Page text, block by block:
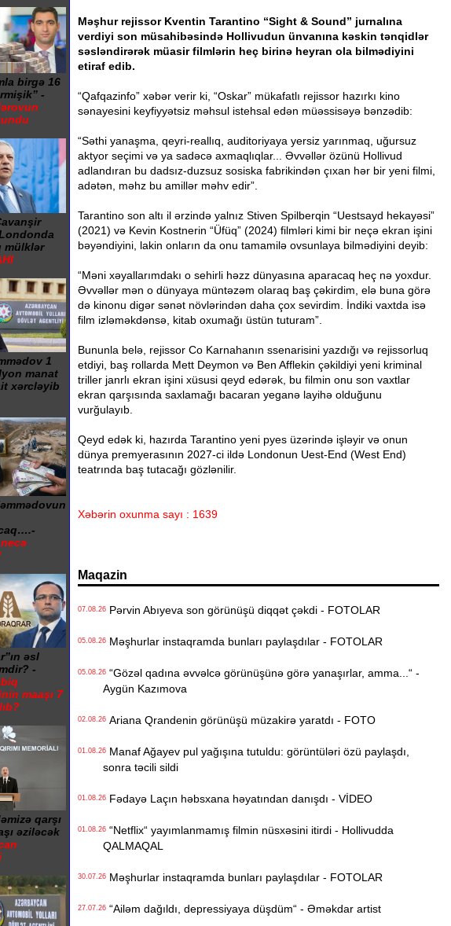
birgə 16
-
mülklər
1
manat
xərcləyib
əsl
-
maaşı 7
qarşı
əziləcək
Məşhur rejissor Kventin Tarantino “Sight & Sound” jurnalına
verdiyi son müsahibəsində Hollivudun ünvanına kəskin tənqidlər
səsləndirərək müasir filmlərin heç birinə heyran ola bilmədiyini
etiraf edib.
“Qafqazinfo” xəbər verir ki, “Oskar” mükafatlı rejissor hazırkı kino
sənayesini keyfiyyətsiz məhsul istehsal edən müəssisəyə bənzədib:
“Səthi yanaşma, qeyri-reallıq, auditoriyaya yersiz yarınmaq, uğursuz
aktyor seçimi və ya sadəcə axmaqlıqlar... Əvvəllər özünü Hollivud
adlandıran bu dadsız-duzsuz sosiska fabrikindən çıxan hər bir yeni filmi,
adətən, məhz bu amillər məhv edir”.
Tarantino son altı il ərzində yalnız Stiven Spilberqin “Uestsayd hekayəsi”
(2021) və Kevin Kostnerin “Üfüq” (2024) filmləri kimi bir neçə ekran işini
bəyəndiyini, lakin onların da onu tamamilə ovsunlaya bilmədiyini deyib:
“Məni xəyallarımdakı o sehirli həzz dünyasına aparacaq heç nə yoxdur.
Əvvəllər mən o dünyaya müntəzəm olaraq baş çəkirdim, elə buna görə
də kinonu digər sənət növlərindən daha çox sevirdim. İndiki vaxtda isə
film izləməkdənsə, kitab oxumağı üstün tuturam”.
Bununla belə, rejissor Co Karnahanın ssenarisini yazdığı və rejissorluq
etdiyi, baş rollarda Mett Deymon və Ben Afflekin çəkildiyi yeni kriminal
triller janrlı ekran işini xüsusi qeyd edərək, bu filmin onu son vaxtlar
ekran qarşısında saxlamağı bacaran yeganə layihə olduğunu
vurğulayıb.
Qeyd edək ki, hazırda Tarantino yeni pyes üzərində işləyir və onun
dünya premyerasının 2027-ci ildə Londonun Uest-End (West End)
teatrında baş tutacağı gözlənilir.
Xəbərin oxunma sayı : 1639
Maqazin
07.08.26Pərvin Abıyeva son görünüşü diqqət çəkdi - FOTOLAR
05.08.26Məşhurlar instaqramda bunları paylaşdılar - FOTOLAR
05.08.26“Gözəl qadına əvvəlcə görünüşünə görə yanaşırlar, amma...“ -
Aygün Kazımova
02.08.26Ariana Qrandenin görünüşü müzakirə yaratdı - FOTO
01.08.26Manaf Ağayev pul yağışına tutuldu: görüntüləri özü paylaşdı,
sonra təcili sildi
01.08.26Fədayə Laçın həbsxana həyatından danışdı - VİDEO
01.08.26“Netflix“ yayımlanmamış filmin nüsxəsini itirdi - Hollivudda
QALMAQAL
30.07.26Məşhurlar instaqramda bunları paylaşdılar - FOTOLAR
27.07.26“Ailəm dağıldı, depressiyaya düşdüm“ - Əməkdar artist